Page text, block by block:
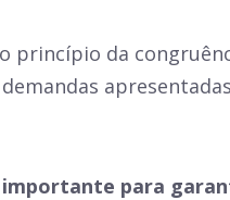
princípio da
importante para